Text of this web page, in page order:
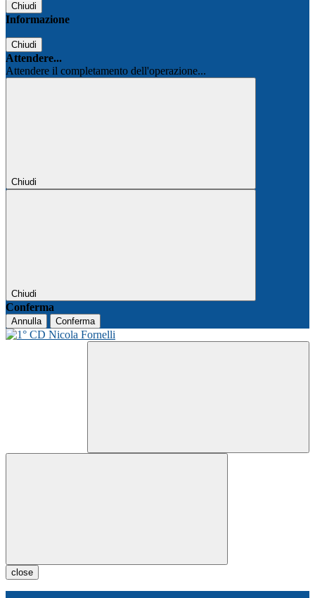
Chiudi
Informazione
Chiudi
Attendere...
Attendere il completamento dell'operazione...
Chiudi
Chiudi
Conferma
Annulla Conferma
close